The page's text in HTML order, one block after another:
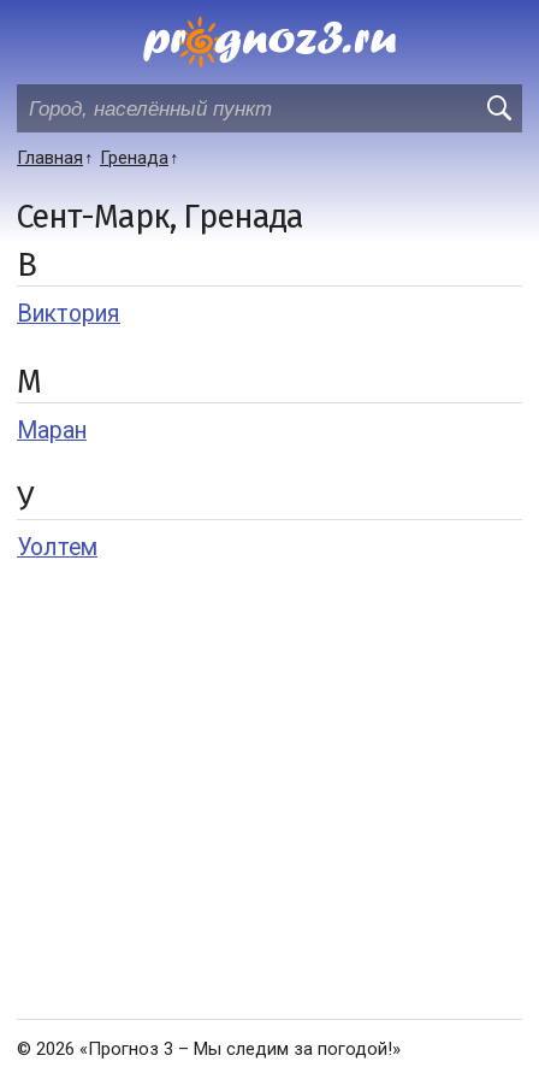
Главная Гренада
Сент-Марк, Гренада
В
Виктория
М
Маран
У
Уолтем
© 2026 «Прогноз 3 – Мы следим за погодой!»